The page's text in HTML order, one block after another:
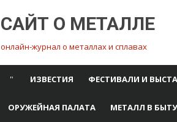
САЙТ О МЕТАЛЛЕ
онлайн-журнал о металлах и сплавах
ИЗВЕСТИЯ ФЕСТИВАЛИ И
ОРУЖЕЙНАЯ ПАЛАТА МЕТАЛЛ В БЫТУ